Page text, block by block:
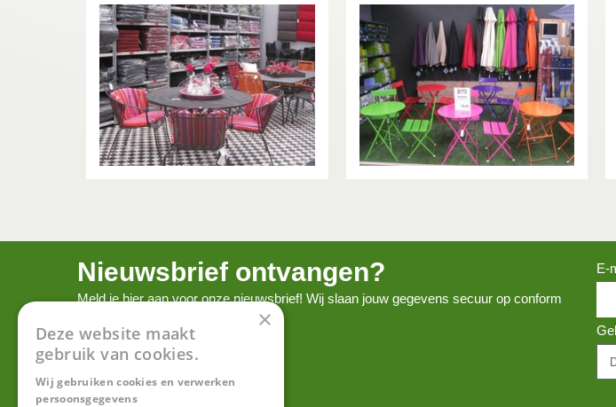
Nieuwsbrief ontvangen?
Meld je hier aan voor onze nieuwsbrief! Wij slaan jouw gegevens secuur op conform
E-
×
Deze website maakt
gebruik van cookies.
Wij gebruiken cookies en verwerken
persoonsgegevens